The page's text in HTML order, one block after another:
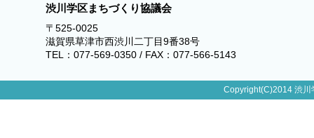
渋川学区まちづくり協議会
〒525-0025
滋賀県草津市西渋川二丁目9番38号
TEL：077-569-0350 / FAX：077-566-5143
Copyright(C)2014 渋川